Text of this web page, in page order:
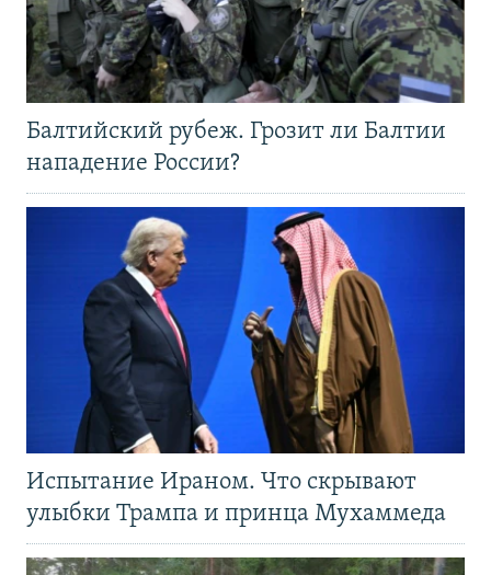
Балтийский рубеж. Грозит ли Балтии
нападение России?
Испытание Ираном. Что скрывают
улыбки Трампа и принца Мухаммеда